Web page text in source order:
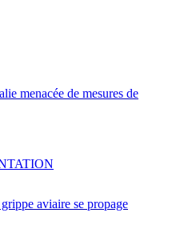
menacée de mesures de
aviaire se propage